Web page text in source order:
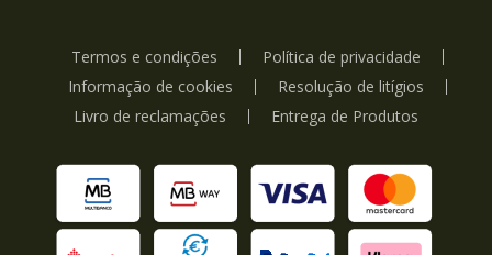
Termos e condições
Política de privacidade
Informação de cookies
Resolução de litígios
Livro de reclamações
Entrega de Produtos